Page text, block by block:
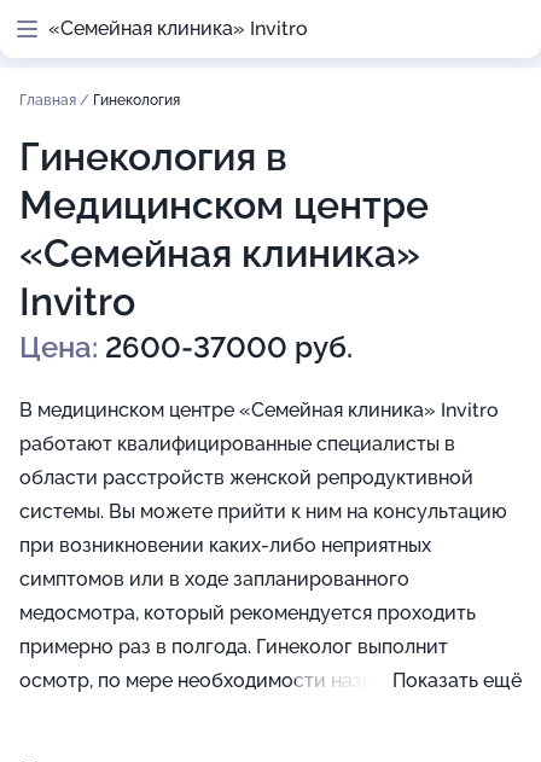
«Семейная клиника» Invitro
Главная / Гинекология
Гинекология в
Медицинском центре
«Семейная клиника»
Invitro
Цена: 2600-37000 руб.
В медицинском центре «Семейная клиника» Invitro
работают квалифицированные специалисты в
области расстройств женской репродуктивной
системы. Вы можете прийти к ним на консультацию
при возникновении каких-либо неприятных
симптомов или в ходе запланированного
медосмотра, который рекомендуется проходить
примерно раз в полгода. Гинеколог выполнит
осмотр, по мере необходимости назначитПоказать ещё